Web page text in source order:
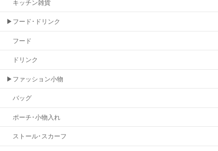
キッチン雑貨
▶フード･ドリンク
フード
ドリンク
▶ファッション小物
バッグ
ポーチ･小物入れ
ストール･スカーフ